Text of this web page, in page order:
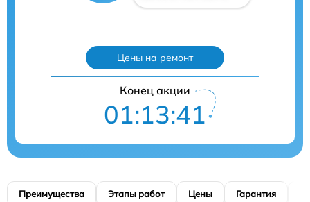
Цены на ремонт
Конец акции
01:13:40
Преимущества Этапы работ Цены Гарантия